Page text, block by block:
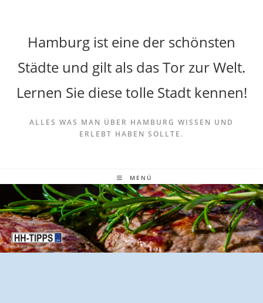
Hamburg ist eine der schönsten
Städte und gilt als das Tor zur Welt.
Lernen Sie diese tolle Stadt kennen!
ALLES WAS MAN ÜBER HAMBURG WISSEN UND
ERLEBT HABEN SOLLTE.
MENÜ